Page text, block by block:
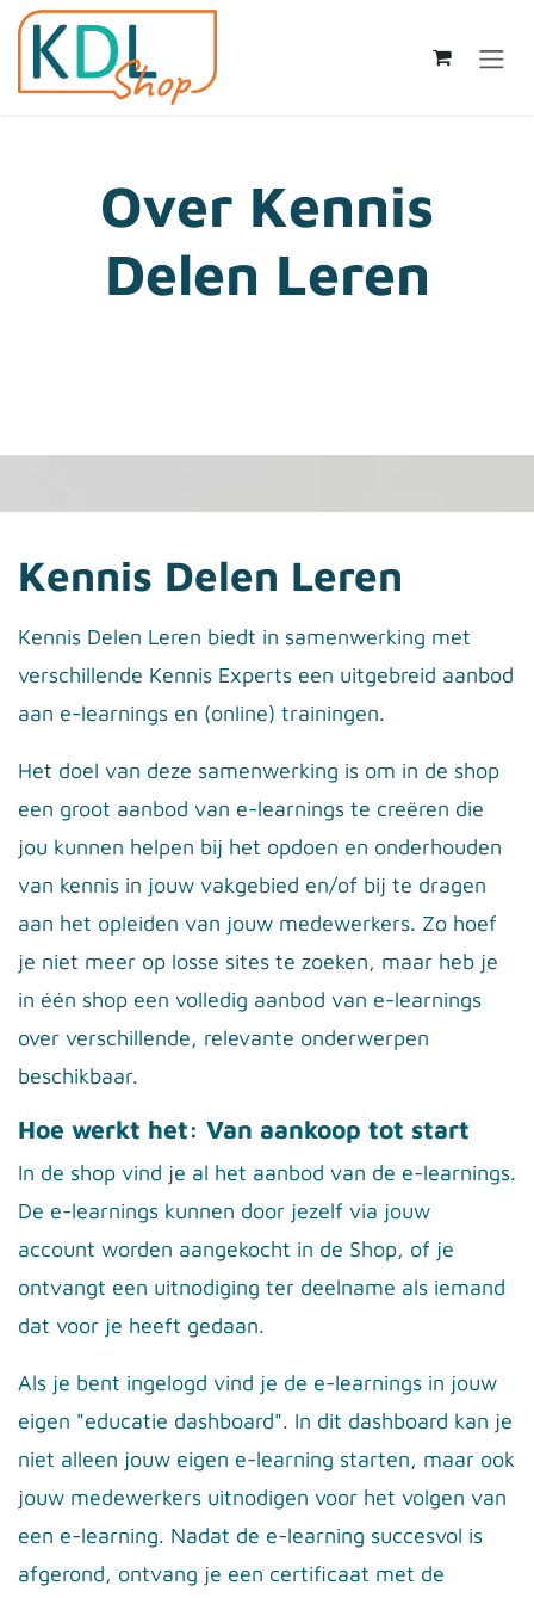
Overslaan naar inhoud
Over Kennis
Delen Leren
Kennis Delen Leren
Kennis Delen Leren biedt in samenwerking met
verschillende Kennis Experts een uitgebreid aanbod
aan e-learnings en (online) trainingen.
Het doel van deze samenwerking is om in de shop
een groot aanbod van e-learnings te creëren die
jou kunnen helpen bij het opdoen en onderhouden
van kennis in jouw vakgebied en/of bij te dragen
aan het opleiden van jouw medewerkers. Zo hoef
je niet meer op losse sites te zoeken, maar heb je
in één shop een volledig aanbod van e-learnings
over verschillende, relevante onderwerpen
beschikbaar.
Hoe werkt het: Van aankoop tot start
In de shop vind je al het aanbod van de e-learnings.
De e-learnings kunnen door jezelf via jouw
account worden aangekocht in de Shop, of je
ontvangt een uitnodiging ter deelname als iemand
dat voor je heeft gedaan.
Als je bent ingelogd vind je de e-learnings in jouw
eigen "educatie dashboard". In dit dashboard kan je
niet alleen jouw eigen e-learning starten, maar ook
jouw medewerkers uitnodigen voor het volgen van
een e-learning. Nadat de e-learning succesvol is
afgerond, ontvang je een certificaat met de